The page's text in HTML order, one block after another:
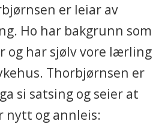
er leiar av
Ho har bakgrunn som
og har sjølv vore lærling
Thorbjørnsen er
si satsing og seier at
og annleis: